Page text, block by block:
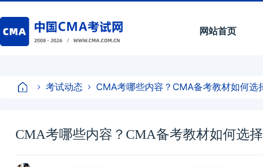
网站首页
考试动态 CMA考哪些内容？CMA备考教材如何选
CMA考哪些内容？CMA备考教材如何选择